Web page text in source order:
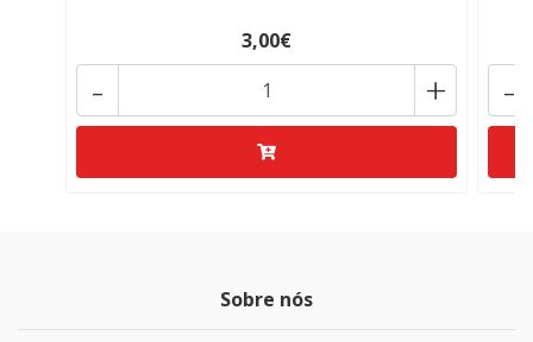
3,00€
+
- -
Sobre nós